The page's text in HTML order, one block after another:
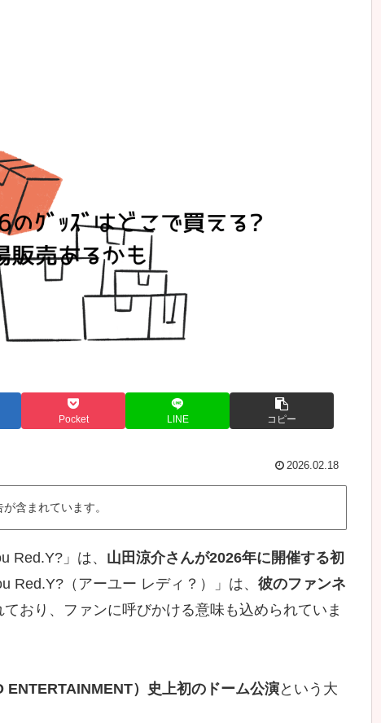
Pocket LINE コピー
2026.02.18
含まれています。
Red.Y?」は、 山田涼介さんが2026年に開催する初
Red.Y?（アーユー レディ？）」は、 彼のファンネ
おり、ファンに呼びかける意味も込められていま
ENTERTAINMENT）史上初のドーム公演という大